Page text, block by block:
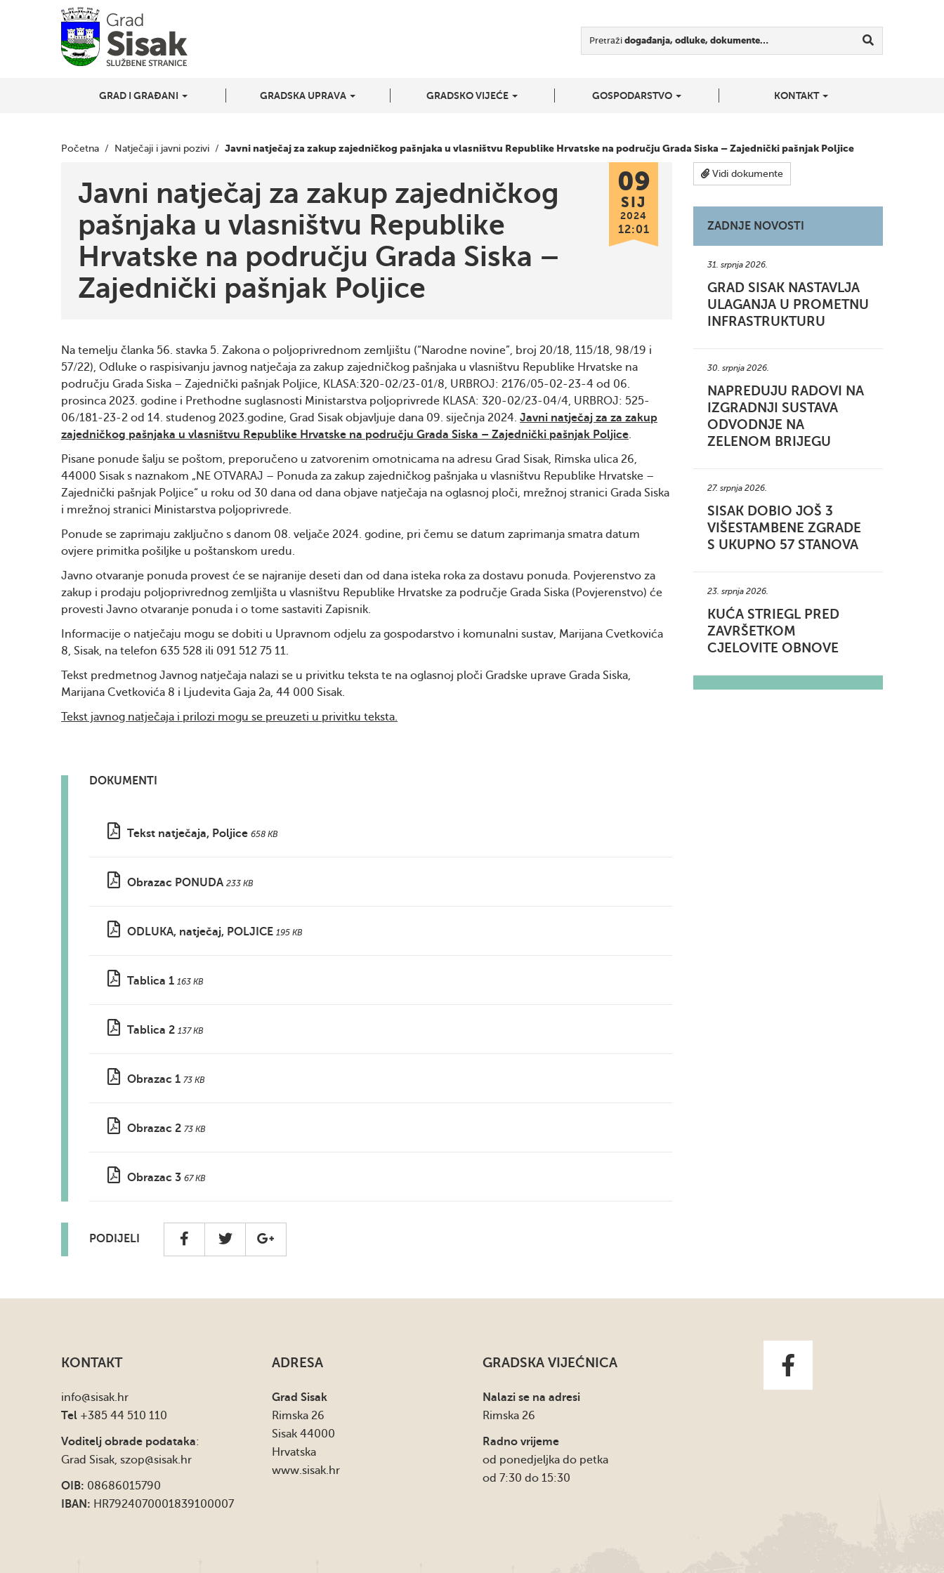
Pretraži događanja, odluke, dokumente…
GRAD I GRAĐANI GRADSKA UPRAVA GRADSKO VIJEĆE GOSPODARSTVO KONTAKT
Početna / Natječaji i javni pozivi / Javni natječaj za zakup zajedničkog pašnjaka u vlasništvu Republike Hrvatske na području Grada Siska – Zajednički pašnjak Poljice
Javni natječaj za zakup zajedničkog
pašnjaka u vlasništvu Republike
Hrvatske na području Grada Siska –
Zajednički pašnjak Poljice
09
SIJ
2024
12:01
Na temelju članka 56. stavka 5. Zakona o poljoprivrednom zemljištu (“Narodne novine”, broj 20/18, 115/18, 98/19 i
57/22), Odluke o raspisivanju javnog natječaja za zakup zajedničkog pašnjaka u vlasništvu Republike Hrvatske na
području Grada Siska – Zajednički pašnjak Poljice, KLASA:320-02/23-01/8, URBROJ: 2176/05-02-23-4 od 06.
prosinca 2023. godine i Prethodne suglasnosti Ministarstva poljoprivrede KLASA: 320-02/23-04/4, URBROJ: 525-
06/181-23-2 od 14. studenog 2023.godine, Grad Sisak objavljuje dana 09. siječnja 2024. Javni natječaj za za zakup
zajedničkog pašnjaka u vlasništvu Republike Hrvatske na području Grada Siska – Zajednički pašnjak Poljice.
Pisane ponude šalju se poštom, preporučeno u zatvorenim omotnicama na adresu Grad Sisak, Rimska ulica 26,
44000 Sisak s naznakom „NE OTVARAJ – Ponuda za zakup zajedničkog pašnjaka u vlasništvu Republike Hrvatske –
Zajednički pašnjak Poljice“ u roku od 30 dana od dana objave natječaja na oglasnoj ploči, mrežnoj stranici Grada Siska
i mrežnoj stranici Ministarstva poljoprivrede.
Ponude se zaprimaju zaključno s danom 08. veljače 2024. godine, pri čemu se datum zaprimanja smatra datum
ovjere primitka pošiljke u poštanskom uredu.
Javno otvaranje ponuda provest će se najranije deseti dan od dana isteka roka za dostavu ponuda. Povjerenstvo za
zakup i prodaju poljoprivrednog zemljišta u vlasništvu Republike Hrvatske za područje Grada Siska (Povjerenstvo) će
provesti Javno otvaranje ponuda i o tome sastaviti Zapisnik.
Informacije o natječaju mogu se dobiti u Upravnom odjelu za gospodarstvo i komunalni sustav, Marijana Cvetkovića
8, Sisak, na telefon 635 528 ili 091 512 75 11.
Tekst predmetnog Javnog natječaja nalazi se u privitku teksta te na oglasnoj ploči Gradske uprave Grada Siska,
Marijana Cvetkovića 8 i Ljudevita Gaja 2a, 44 000 Sisak.
Tekst javnog natječaja i prilozi mogu se preuzeti u privitku teksta.
DOKUMENTI
Tekst natječaja, Poljice 658 KB
Obrazac PONUDA 233 KB
ODLUKA, natječaj, POLJICE 195 KB
Tablica 1 163 KB
Tablica 2 137 KB
Obrazac 1 73 KB
Obrazac 2 73 KB
Obrazac 3 67 KB
PODIJELI
Vidi dokumente
ZADNJE NOVOSTI
31. srpnja 2026.
GRAD SISAK NASTAVLJA
ULAGANJA U PROMETNU
INFRASTRUKTURU
30. srpnja 2026.
NAPREDUJU RADOVI NA
IZGRADNJI SUSTAVA
ODVODNJE NA
ZELENOM BRIJEGU
27. srpnja 2026.
SISAK DOBIO JOŠ 3
VIŠESTAMBENE ZGRADE
S UKUPNO 57 STANOVA
23. srpnja 2026.
KUĆA STRIEGL PRED
ZAVRŠETKOM
CJELOVITE OBNOVE
KONTAKT
info@sisak.hr
Tel +385 44 510 110
Voditelj obrade podataka:
Grad Sisak, szop@sisak.hr
OIB: 08686015790
IBAN: HR7924070001839100007
ADRESA
Grad Sisak
Rimska 26
Sisak 44000
Hrvatska
www.sisak.hr
GRADSKA VIJEĆNICA
Nalazi se na adresi
Rimska 26
Radno vrijeme
od ponedjeljka do petka
od 7:30 do 15:30